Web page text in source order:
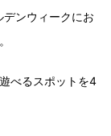
ンウィークにお
べるスポットを4